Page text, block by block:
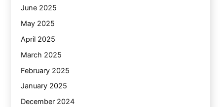
June 2025
May 2025
April 2025
March 2025
February 2025
January 2025
December 2024